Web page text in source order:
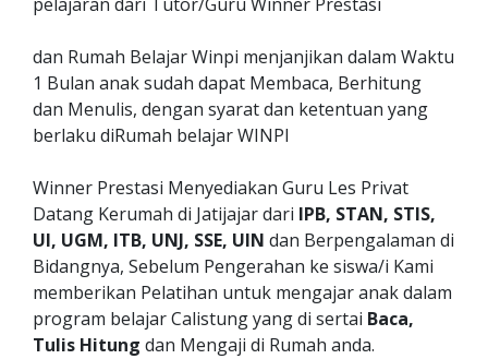
dan Rumah Belajar Winpi menjanjikan dalam Waktu
1 Bulan anak sudah dapat Membaca, Berhitung
dan Menulis, dengan syarat dan ketentuan yang
berlaku diRumah belajar WINPI
Winner Prestasi Menyediakan Guru Les Privat
Datang Kerumah di Jatijajar dari IPB, STAN, STIS,
UI, UGM, ITB, UNJ, SSE, UIN dan Berpengalaman di
Bidangnya, Sebelum Pengerahan ke siswa/i Kami
memberikan Pelatihan untuk mengajar anak dalam
program belajar Calistung yang di sertai Baca,
Tulis Hitung dan Mengaji di Rumah anda.